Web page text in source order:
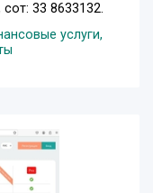
33 8633132.
услуги,